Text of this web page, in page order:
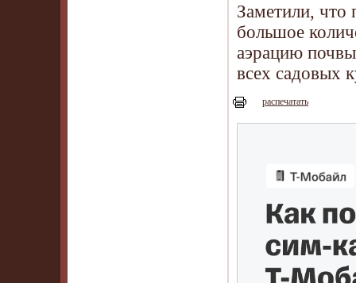
Заметили, что
большое
аэрацию
всех садовых
распечатать